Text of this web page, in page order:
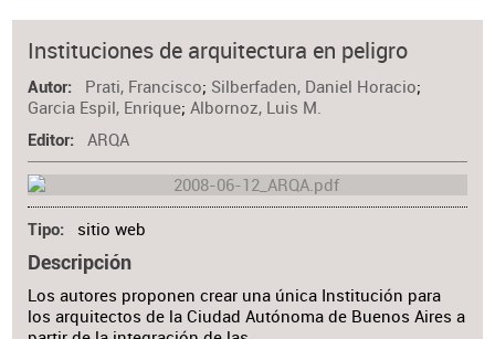
Instituciones de arquitectura en peligro
Autor Prati, Francisco; Silberfaden, Daniel Horacio;
Garcia Espil, Enrique;Albornoz, Luis M.
Editor ARQA
Tipo sitio web
Descripción
Los autores proponen crear una única Institución para
los arquitectos de la Ciudad Autónoma de Buenos Aires a